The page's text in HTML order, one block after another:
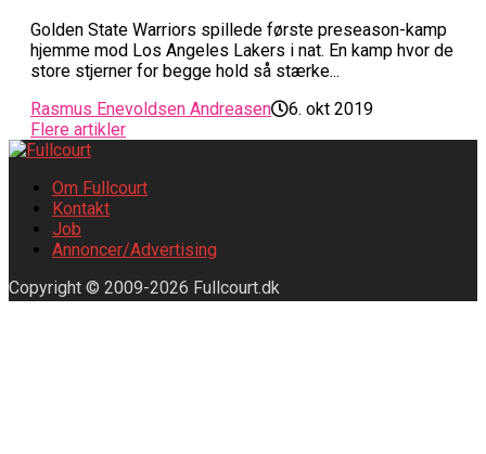
Golden State Warriors spillede første preseason-kamp
hjemme mod Los Angeles Lakers i nat. En kamp hvor de
store stjerner for begge hold så stærke...
Rasmus Enevoldsen Andreasen
6. okt 2019
Flere artikler
Om Fullcourt
Kontakt
Job
Annoncer/Advertising
Copyright © 2009-2026 Fullcourt.dk